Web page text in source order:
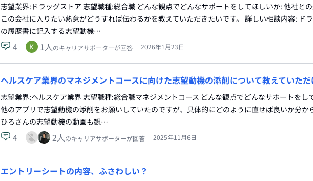
志望業界:ドラッグストア 志望職種:総合職 どんな観点でどんなサポートをしてほしいか: 他社と
この会社に入りたい熱意がどうすれば伝わるかを教えていただきたいです。 詳しい相談内容: ド
の履歴書に記入する志望動機…
4 1人のキャリアサポーターが回答 2026年1月23日
ヘルスケア業界のマネジメントコースに向けた志望動機の添削について教えていた
志望業界:ヘルスケア業界 志望職種:総合職マネジメントコース どんな観点でどんなサポートをし
他のアプリで志望動機の添削をお願いしていたのですが、具体的にどのように直せば良いか分か
ひろさんの志望動機の動画も観…
4 2人のキャリアサポーターが回答 2025年11月6日
エントリーシートの内容、ふさわしい？